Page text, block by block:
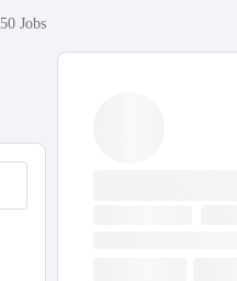
50 Jobs